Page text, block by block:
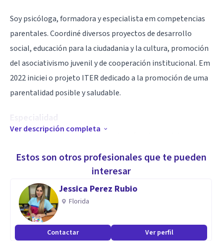
Soy psicóloga, formadora y especialista em competencias
parentales. Coordiné diversos proyectos de desarrollo
social, educación para la ciudadania y la cultura, promoción
del asociativismo juvenil y de cooperación institucional. Em
2022 iniciei o projeto ITER dedicado a la promoción de uma
parentalidad posible y saludable.
Especialidad
Parentalidad y desafíos personales y familiares del ejercicio
bullying, salud digital, salud mental de madres y padres.
Aptitudes
Tengo mucha experiencia profesional con niños/as y
jóvenes, por lo que creo saber distinguir con claridad lo que
necesitan y las razones de ciertas dinámicas y
Ver descripción completa
Estos son otros profesionales que te pueden
interesar
Jessica Perez Rubio
Florida
Contactar Ver perfil